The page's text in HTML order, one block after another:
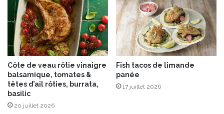
ê
t
e
r
H
l
e
r
i
n
®
Côte de veau rôtie vinaigre
balsamique, tomates &
têtes d’ail rôties, burrata,
basilic
20 juillet 2026
Fish tacos de limande
panée
17 juillet 2026